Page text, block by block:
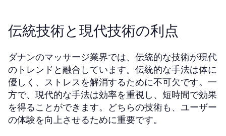
伝統技術と現代技術の利点
ダナンのマッサージ業界では、伝統的な技術が現代
のトレンドと融合しています。伝統的な手法は体に
優しく、ストレスを解消するために不可欠です。一
方で、現代的な手法は効率を重視し、短時間で効果
を得ることができます。どちらの技術も、ユーザー
の体験を向上させるために重要です。